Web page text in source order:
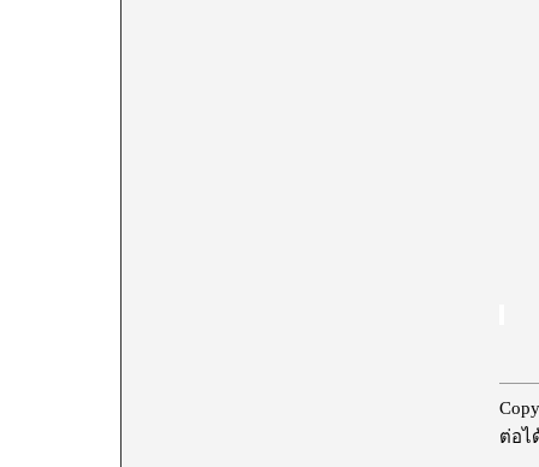
ต่อไ